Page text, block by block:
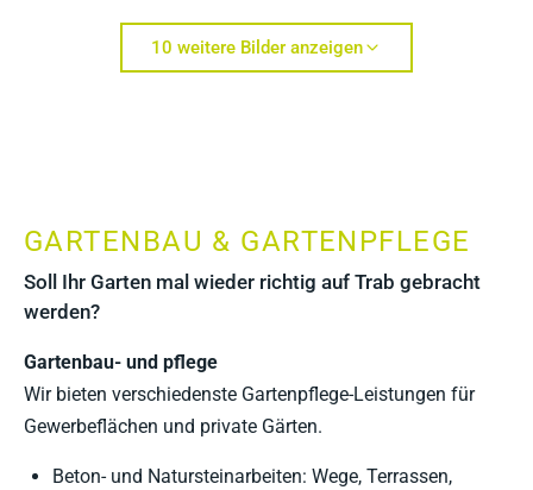
10 weitere Bilder anzeigen
GARTENBAU & GARTENPFLEGE
Soll Ihr Garten mal wieder richtig auf Trab gebracht
werden?
Gartenbau- und pflege
Wir bieten verschiedenste Gartenpflege-Leistungen für
Gewerbeflächen und private Gärten.
Beton- und Natursteinarbeiten: Wege, Terrassen,